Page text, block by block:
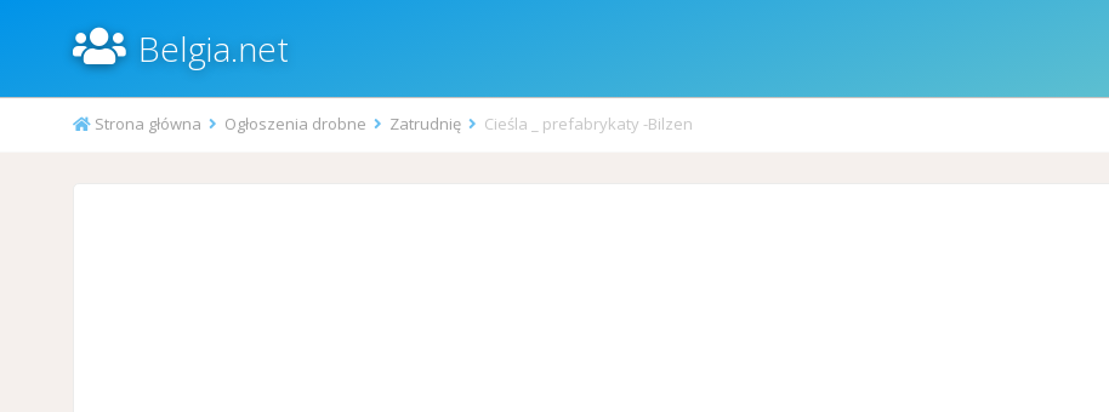
Belgia.net
Strona główna Ogłoszenia drobne Zatrudnię Cieśla _ prefabrykaty -Bilzen